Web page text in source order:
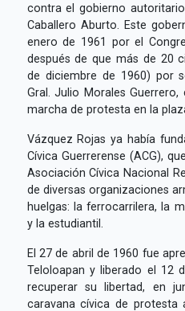
contra el gobierno
Caballero Aburto. Este
enero de 1961 por el
después de que más de 20
de diciembre de 1960) por
Gral. Julio Morales
marcha de protesta en la
Vázquez Rojas ya había
Cívica Guerrerense (ACG),
Asociación Cívica Nacional
de diversas organizaciones
huelgas: la ferrocarrilera, la
y la estudiantil.
El 27 de abril de 1960 fue
Teloloapan y liberado el 12
recuperar su libertad, en
caravana cívica de protesta